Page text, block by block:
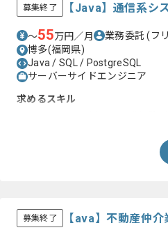
募集終了 【Java】通信系シ
〜55万円／月 業務委託(フ
博多(福岡県)
Java / SQL / PostgreSQL
サーバーサイドエンジニア
求めるスキル
募集終了 【ava】不動産仲